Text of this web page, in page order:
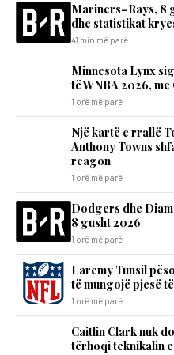
Mariners–Rays, 8
dhe statistikat
41 min më parë
Minnesota Lynx
të WNBA 2026,
1 orë më parë
Një kartë e rrallë
Anthony Towns
reagon
1 orë më parë
Dodgers dhe
8 gusht 2026
1 orë më parë
Laremy Tunsil
të mungojë pjesë
1 orë më parë
Caitlin Clark nuk
tërhoqi teknikalin